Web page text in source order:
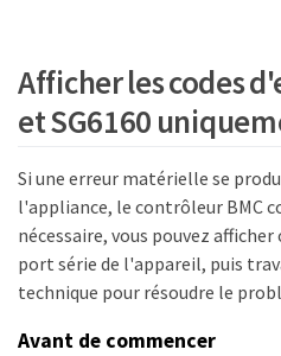
Afficher les codes
et SG6160
Si une erreur matérielle se
l'appliance, le contrôleur BMC
nécessaire, vous pouvez
port série de l'appareil, puis
technique pour résoudre le
Avant de commencer